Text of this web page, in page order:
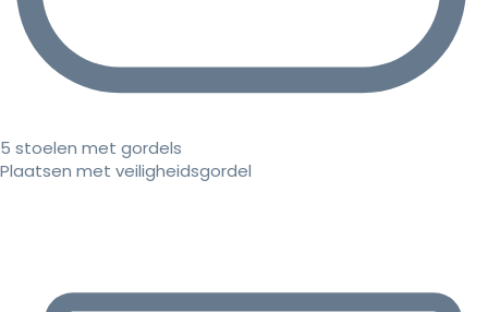
5 stoelen met gordels
Plaatsen met veiligheidsgordel